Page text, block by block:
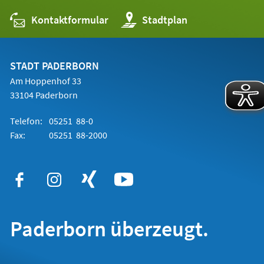
Kontaktformular Stadtplan
(Öffnet
in
einem
STADT PADERBORN
Am Hoppenhof 33
33104 Paderborn
Telefon: 05251 88-0
Fax:
05251 88-2000
Paderborn überzeugt.